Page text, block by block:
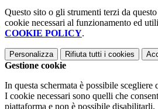
Questo sito o gli strumenti terzi da
cookie necessari al funzionamento ed
COOKIE POLICY.
Personalizza Rifiuta tutti i cookies
Gestione cookie
In questa schermata è possibile scegliere
I cookie necessari sono quelli che
piattaforma e non è possibile disabilitarli.